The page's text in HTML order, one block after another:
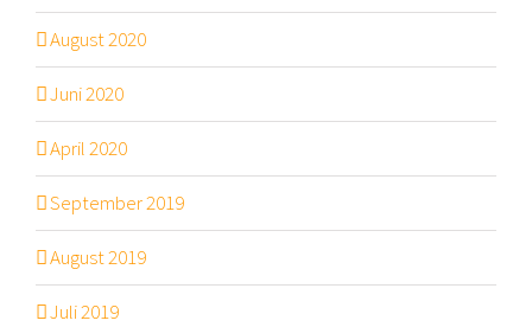
August 2020
Juni 2020
April 2020
September 2019
August 2019
Juli 2019